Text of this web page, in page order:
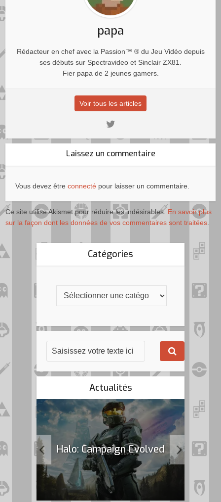
papa
Rédacteur en chef avec la Passion™ ® du Jeu Vidéo depuis
ses débuts sur Spectravideo et Sinclair ZX81.
Fier papa de 2 jeunes gamers.
Voir tous les articles
Laissez un commentaire
Vous devez êtreconnecté pour laisser un commentaire.
Ce site utilise Akismet pour réduire les indésirables. En savoir plus
sur la façon dont les données de vos commentaires sont traitées
Catégories
Actualités
Halo: Campaign Evolved